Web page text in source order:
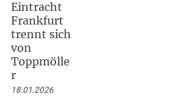
Eintracht
Frankfurt
trennt sich
von
Toppmölle
r
18.01.2026